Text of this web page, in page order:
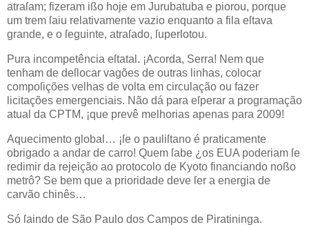
atraſam; fizeram ißo hoje em Jurubatuba e piorou, porque
um trem ſaiu relativamente vazio enquanto a fila eſtava
grande, e o ſeguinte, atraſado, ſuperlotou.
Pura incompetência eſtatal. ¡Acorda, Serra! Nem que
tenham de deſlocar vagões de outras linhas, colocar
compoſições velhas de volta em circulação ou fazer
licitações emergenciais. Não dá para eſperar a programação
atual da CPTM, ¡que prevê melhorias apenas para 2009!
Aquecimento global… ¡ſe o pauliſtano é praticamente
obrigado a andar de carro! Quem ſabe ¿os EUA poderiam ſe
redimir da rejeição ao protocolo de Kyoto financiando noßo
metrô? Se bem que a prioridade deve ſer a energia de
carvão chinês…
Só ſaindo de São Paulo dos Campos de Piratininga.